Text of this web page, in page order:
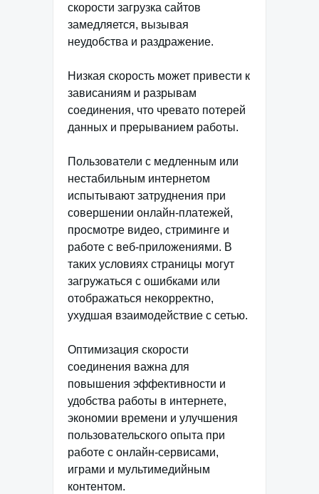
скорости загрузка сайтов
замедляется, вызывая
неудобства и раздражение.
Низкая скорость может привести к
зависаниям и разрывам
соединения, что чревато потерей
данных и прерыванием работы.
Пользователи с медленным или
нестабильным интернетом
испытывают затруднения при
совершении онлайн-платежей,
просмотре видео, стриминге и
работе с веб-приложениями. В
таких условиях страницы могут
загружаться с ошибками или
отображаться некорректно,
ухудшая взаимодействие с сетью.
Оптимизация скорости
соединения важна для
повышения эффективности и
удобства работы в интернете,
экономии времени и улучшения
пользовательского опыта при
работе с онлайн-сервисами,
играми и мультимедийным
контентом.